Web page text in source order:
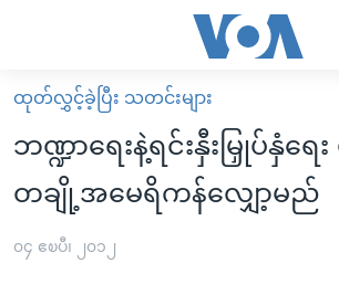
လွယ်ကူ
စေ
များ
မူလစာမျက်နှာ
မြန်မာ
ကမ္ဘာ့သတင်းများ
နိုင်ငံတကာ
ဗွီဒီယို
ထုတ်လွှင့်ခဲ့ပြီး သတင်းများ
ဘဏ္ဍာရေးနဲ့ရင်းနှီးမြှုပ်နှံရ
တချို့အမေရိကန်လျှော့မည်
၀၄ ဧၿပီ၊ ၂၀၁၂